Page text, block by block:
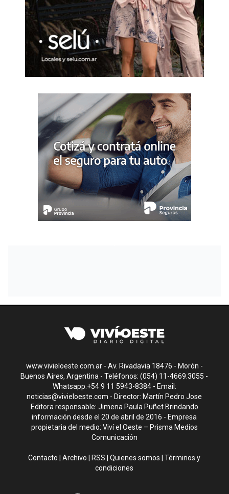
www.vivieloeste.com.ar - Av. Rivadavia 18476 - Morón -
Buenos Aires, Argentina - Teléfonos: (054) 11-4669.3055 -
Whatsapp:+54 9 11 5943-8384 - Email:
noticias@vivieloeste.com - Director: Martín Pedro Jose
Editora responsable: Jimena Paula Puñet Brindando
información desde el 20 de abril de 2016 - Empresa
propietaria del medio: Viví el Oeste – Prisma Medios
Comunicación
Contacto |Archivo RSS |Quienes somos |Términos y
condiciones